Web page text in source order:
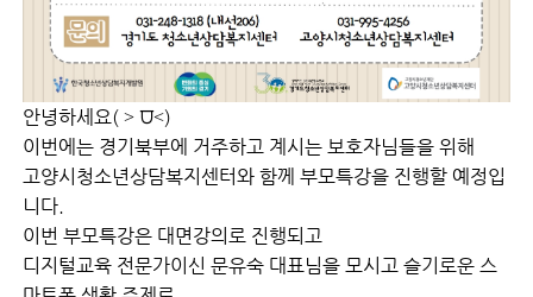
안녕하세요( ˃ ⩌˂)
이번에는 경기북부에 거주하고 계시는 보호자님들을 위해
고양시청소년상담복지센터와 함께 부모특강을 진행할 예정입
니다.
​이번 부모특강은 대면강의로 진행되고
디지털교육 전문가이신 문유숙 대표님을 모시고 슬기로운 스